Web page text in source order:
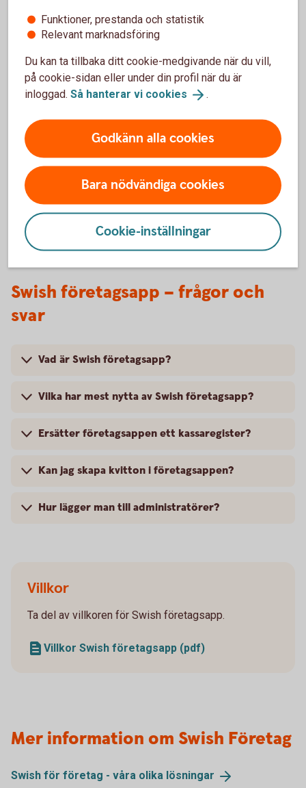
Varning för bedrägeri
Swish.nu varnar för en ny typ av bedrägeri där
bedragare visar en falsk bekräftelsevy vid
betalningar. Rekommendationen är att skaffa Swish
företagsapp där ni kan se inkomna betalningar i
realtid.
Swish företagsapp – frågor och
svar
Vad är Swish företagsapp?
Vilka har mest nytta av Swish företagsapp?
Ersätter företagsappen ett kassaregister?
Kan jag skapa kvitton i företagsappen?
Hur lägger man till administratörer?
Villkor
Ta del av villkoren för Swish företagsapp.
Villkor Swish företagsapp (pdf)
Mer information om Swish Företag
Swish för företag - våra olika lösningar
Funktioner, prestanda och statistik
Relevant marknadsföring
Du kan ta tillbaka ditt cookie-medgivande när du vill,
på cookie-sidan eller under din profil när du är
inloggad. Så hanterar vi cookies .
Godkänn alla cookies
Bara nödvändiga cookies
Cookie-inställningar